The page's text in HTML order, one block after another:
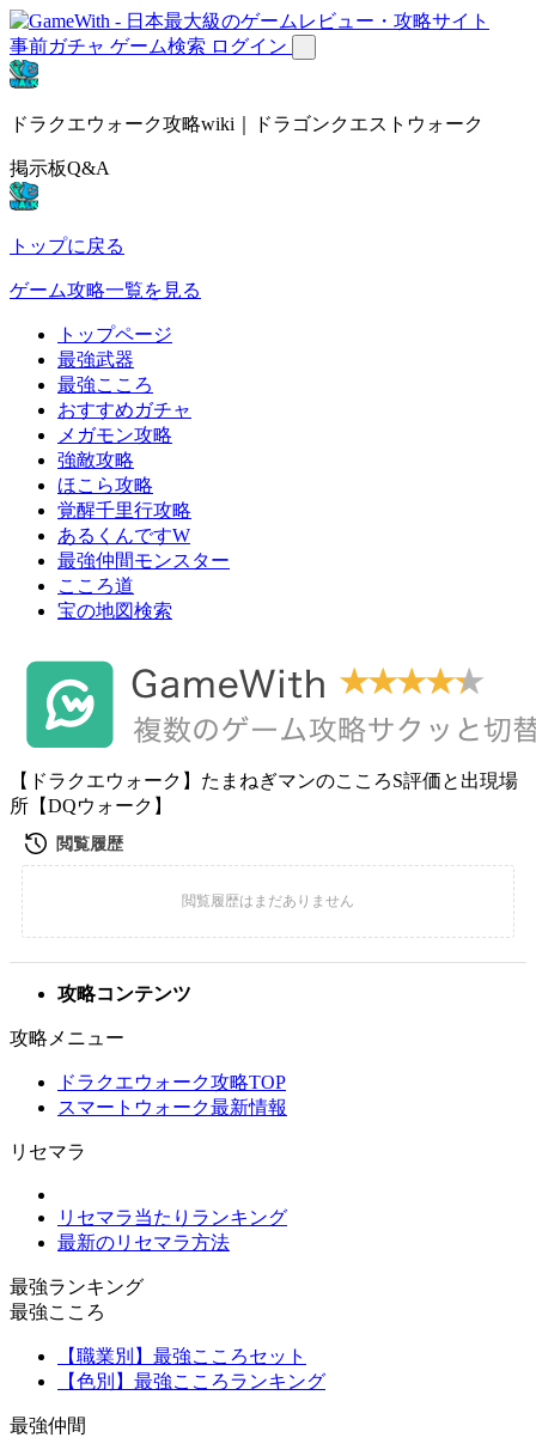
事前ガチャ ゲーム検索 ログイン
ドラクエウォーク攻略wiki｜ドラゴンクエストウォーク
掲示板Q&A
トップに戻る
ゲーム攻略一覧を見る
トップページ
最強武器
最強こころ
おすすめガチャ
メガモン攻略
強敵攻略
ほこら攻略
覚醒千里行攻略
あるくんですW
最強仲間モンスター
こころ道
宝の地図検索
【ドラクエウォーク】たまねぎマンのこころS評価と出現場
所【DQウォーク】
攻略コンテンツ
攻略メニュー
ドラクエウォーク攻略TOP
スマートウォーク最新情報
リセマラ
リセマラ当たりランキング
最新のリセマラ方法
最強ランキング
最強こころ
【職業別】最強こころセット
【色別】最強こころランキング
最強仲間